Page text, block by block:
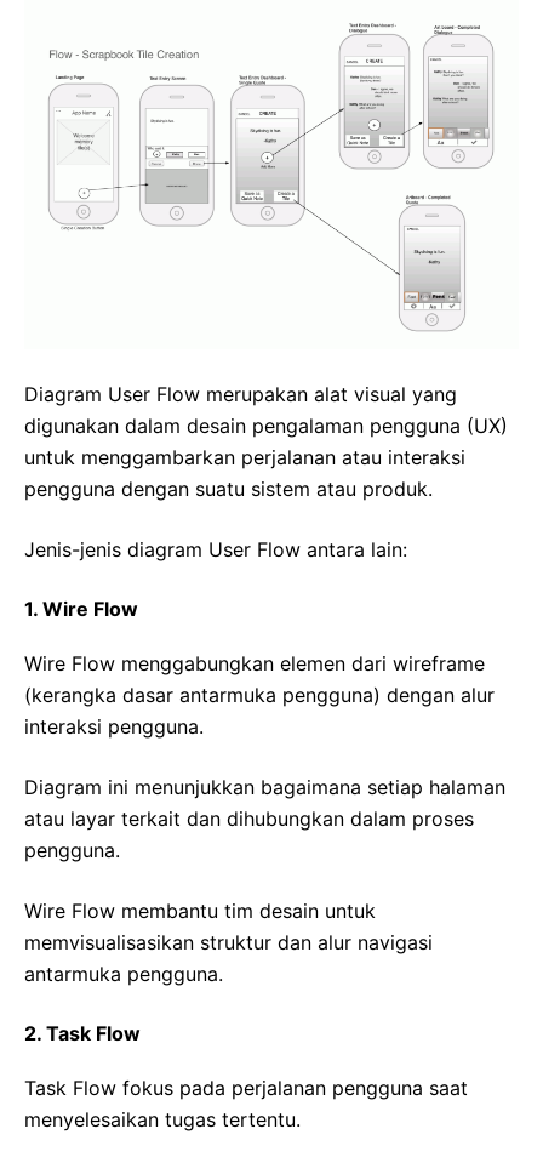
Diagram User Flow merupakan alat visual yang
digunakan dalam desain pengalaman pengguna (UX)
untuk menggambarkan perjalanan atau interaksi
pengguna dengan suatu sistem atau produk.
Jenis-jenis diagram User Flow antara lain:
1. Wire Flow
Wire Flow menggabungkan elemen dari wireframe
(kerangka dasar antarmuka pengguna) dengan alur
interaksi pengguna.
Diagram ini menunjukkan bagaimana setiap halaman
atau layar terkait dan dihubungkan dalam proses
pengguna.
Wire Flow membantu tim desain untuk
memvisualisasikan struktur dan alur navigasi
antarmuka pengguna.
2. Task Flow
Task Flow fokus pada perjalanan pengguna saat
menyelesaikan tugas tertentu.